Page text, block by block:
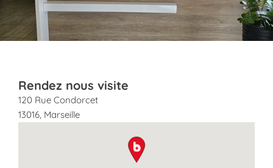
Rendez nous visite
120 Rue Condorcet
13016, Marseille
map pin